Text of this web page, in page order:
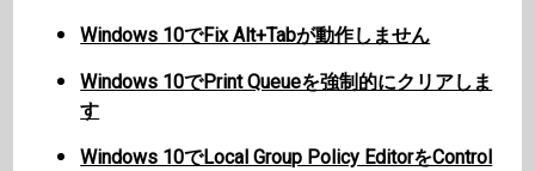
Windows 10でFix Alt+Tabが動作しません
Windows 10でPrint Queueを強制的にクリアしま
す
Windows 10でLocal Group Policy EditorをControl